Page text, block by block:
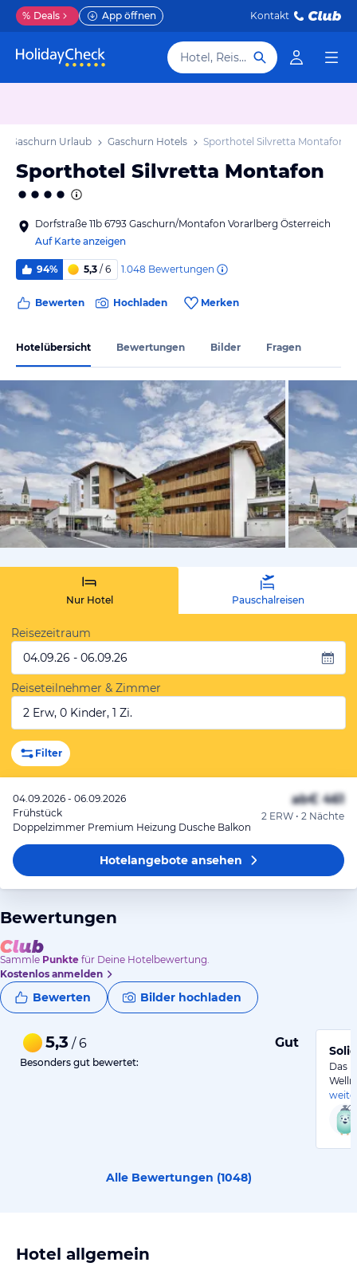
% Deals App öffnen Kontakt
Hotel, Reiseziel
Gaschurn Urlaub Gaschurn Hotels Sporthotel Silvretta Montafon
Sporthotel Silvretta Montafon
Dorfstraße 11b 6793 Gaschurn/Montafon Vorarlberg Österreich
Auf Karte anzeigen
94% 5,3 / 6 1.048 Bewertungen
Bewerten Hochladen Merken
Hotelübersicht Bewertungen Bilder Fragen
vom
Nur Hotel Pauschalreisen
Reisezeitraum
04.09.26 - 06.09.26
Reiseteilnehmer & Zimmer
2 Erw, 0 Kinder, 1 Zi.
Filter
04.09.2026 - 06.09.2026
Frühstück
Doppelzimmer Premium Heizung Dusche Balkon
ab€ 461
2 ERW • 2 Nächte
Hotelangeboteansehen
Bewertungen
Sammle Punkte für Deine Hotelbewertung.
Kostenlos anmelden
Bewerten Bilder hochladen
5,3 / 6 Gut
Besonders gut bewertet:
Das
Alle Bewertungen (1048)
Hotel allgemein